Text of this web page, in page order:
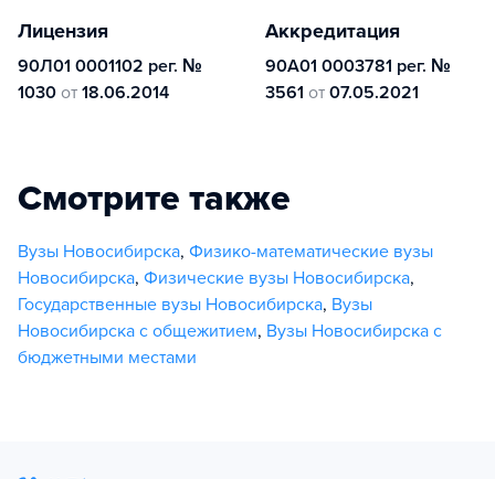
Лицензия
90Л01 0001102 рег. №
1030 от 18.06.2014
Аккредитация
90А01 0003781 рег. №
3561 от 07.05.2021
Смотрите также
Вузы Новосибирска, Физико-математические вузы
Новосибирска, Физические вузы Новосибирска,
Государственные вузы Новосибирска, Вузы
Новосибирска с общежитием, Вузы Новосибирска с
бюджетными местами